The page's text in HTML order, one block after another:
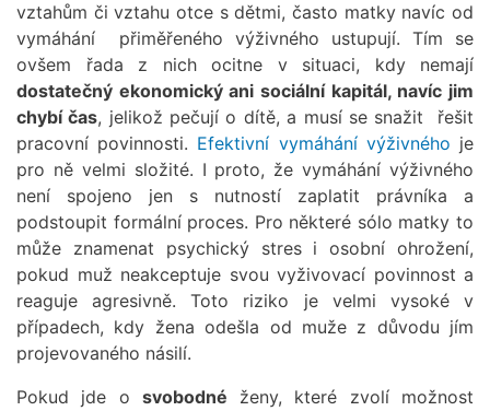
vztahům či vztahu otce s dětmi, často matky navíc od
vymáhání přiměřeného výživného ustupují. Tím se
ovšem řada z nich ocitne v situaci, kdy nemají
dostatečný ekonomický ani sociální kapitál, navíc jim
chybí čas, jelikož pečují o dítě, a musí se snažit řešit
pracovní povinnosti. Efektivní vymáhání výživného je
pro ně velmi složité. I proto, že vymáhání výživného
není spojeno jen s nutností zaplatit právníka a
podstoupit formální proces. Pro některé sólo matky to
může znamenat psychický stres i osobní ohrožení,
pokud muž neakceptuje svou vyživovací povinnost a
reaguje agresivně. Toto riziko je velmi vysoké v
případech, kdy žena odešla od muže z důvodu jím
projevovaného násilí.
Pokud jde o svobodné ženy, které zvolí možnost